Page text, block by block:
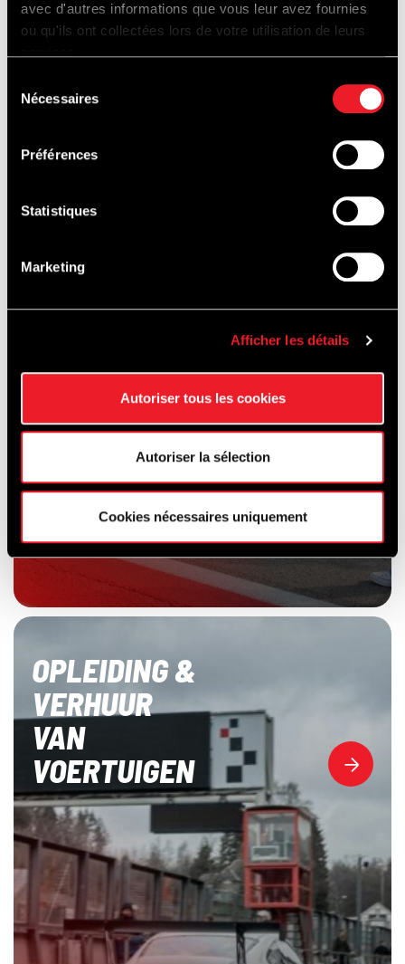
avec d'autres informations que vous leur avez fournies
ou qu'ils ont collectées lors de votre utilisation de leurs
Nécessaires
Préférences
Statistiques
Marketing
Afficher les détails
Autoriser tous les cookies
Autoriser la sélection
Cookies nécessaires uniquement
ONTDEK
PISTEDOPEN
OPLEIDING &
VERHUUR
VAN
VOERTUIGEN